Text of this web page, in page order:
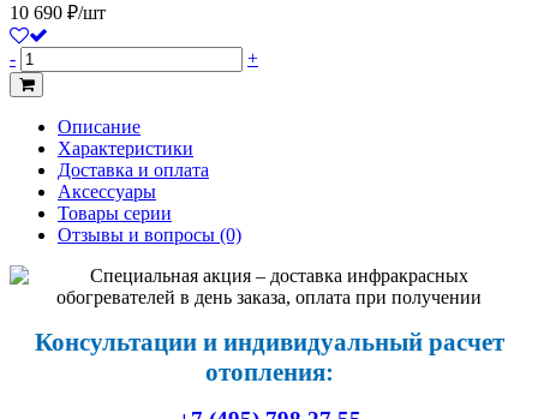
10 690 ₽/шт
- +
Описание
Характеристики
Доставка и оплата
Аксессуары
Товары серии
Отзывы и вопросы (0)
Консультации и индивидуальный расчет
отопления: